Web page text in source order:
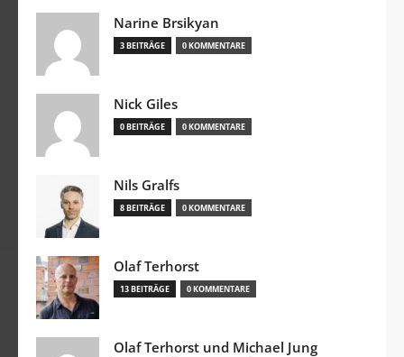
Narine Brsikyan
3 BEITRÄGE 0 KOMMENTARE
Nick Giles
0 BEITRÄGE 0 KOMMENTARE
Nils Gralfs
8 BEITRÄGE 0 KOMMENTARE
Olaf Terhorst
13 BEITRÄGE 0 KOMMENTARE
Olaf Terhorst und Michael Jung